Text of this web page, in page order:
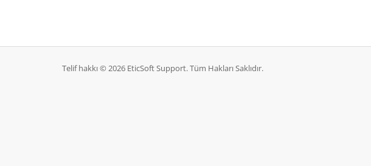
Telif hakkı © 2026 EticSoft Support. Tüm Hakları Saklıdır.